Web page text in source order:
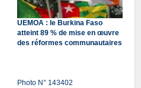
UEMOA : le Burkina Faso
atteint 89 % de mise en œuvre
des réformes communautaires
Photo N° 143402